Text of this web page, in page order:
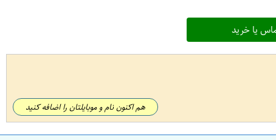
یا خرید
هم اکنون نام و موبایلتان را اضافه کنید